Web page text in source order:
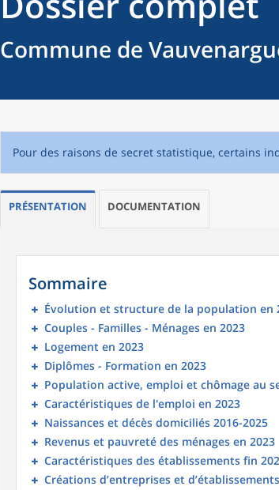
Commune de
Pour des raisons de secret statistique, certains
PRÉSENTATION DOCUMENTATION
Sommaire
Évolution et structure de la population en
Couples - Familles - Ménages en 2023
Logement en 2023
Diplômes - Formation en 2023
Population active, emploi et chômage au
Caractéristiques de l'emploi en 2023
Naissances et décès domiciliés 2016-2025
Revenus et pauvreté des ménages en 2023
Caractéristiques des établissements fin
Créations d’entreprises et